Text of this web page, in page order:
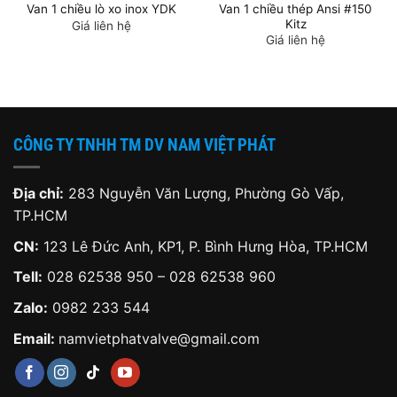
Van 1 chiều lò xo inox YDK
Giá liên hệ
Van 1 chiều thép Ansi #150
Kitz
Giá liên hệ
CÔNG TY TNHH TM DV NAM VIỆT PHÁT
Địa chỉ: 283 Nguyễn Văn Lượng, Phường Gò Vấp,
TP.HCM
CN: 123 Lê Đức Anh, KP1, P. Bình Hưng Hòa, TP.HCM
Tell: 028 62538 950 – 028 62538 960
Zalo: 0982 233 544
Email: namvietphatvalve@gmail.com